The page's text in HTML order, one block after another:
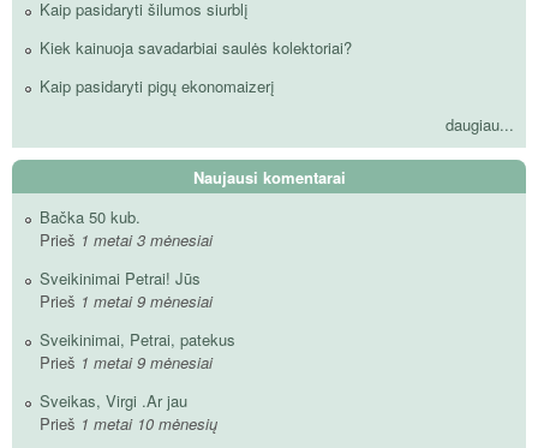
Kaip pasidaryti šilumos siurblį
Kiek kainuoja savadarbiai saulės kolektoriai?
Kaip pasidaryti pigų ekonomaizerį
daugiau...
Naujausi komentarai
Bačka 50 kub.
Prieš 1 metai 3 mėnesiai
Sveikinimai Petrai! Jūs
Prieš 1 metai 9 mėnesiai
Sveikinimai, Petrai, patekus
Prieš 1 metai 9 mėnesiai
Sveikas, Virgi .Ar jau
Prieš 1 metai 10 mėnesių